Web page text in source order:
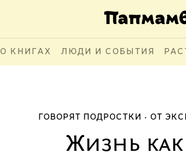
О КНИГАХ ЛЮДИ И СОБЫТИЯ
ГОВОРЯТ ПОДРОСТКИ ОТ
Жизнь как